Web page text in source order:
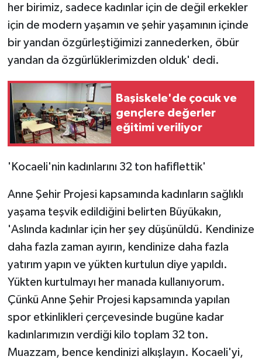
her birimiz, sadece kadınlar için de değil erkekler
için de modern yaşamın ve şehir yaşamının içinde
bir yandan özgürleştiğimizi zannederken, öbür
yandan da özgürlüklerimizden olduk' dedi.
Başiskele'de çocuk ve
gençlere değerler
eğitimi veriliyor
'Kocaeli'nin kadınlarını 32 ton hafiflettik'
Anne Şehir Projesi kapsamında kadınların sağlıklı
yaşama teşvik edildiğini belirten Büyükakın,
'Aslında kadınlar için her şey düşünüldü. Kendinize
daha fazla zaman ayırın, kendinize daha fazla
yatırım yapın ve yükten kurtulun diye yapıldı.
Yükten kurtulmayı her manada kullanıyorum.
Çünkü Anne Şehir Projesi kapsamında yapılan
spor etkinlikleri çerçevesinde bugüne kadar
kadınlarımızın verdiği kilo toplam 32 ton.
Muazzam, bence kendinizi alkışlayın. Kocaeli'yi,